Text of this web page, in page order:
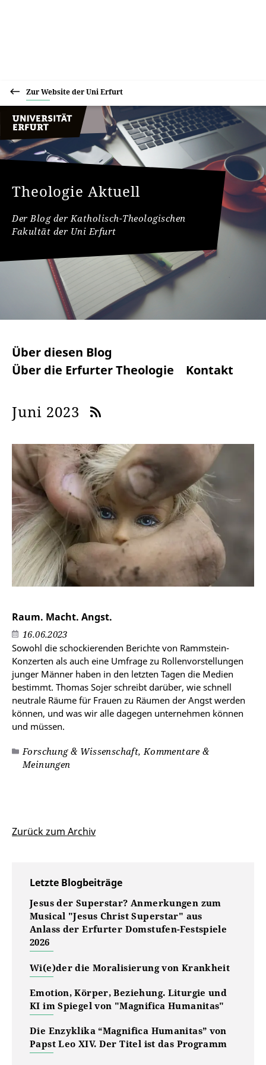
Zur Website der Uni Erfurt
Theologie Aktuell
Der Blog der Katholisch-Theologischen
Fakultät der Uni Erfurt
Über diesen Blog
Über die Erfurter Theologie
Kontakt
Juni 2023
Raum. Macht. Angst.
16.06.2023
Sowohl die schockierenden Berichte von Rammstein-
Konzerten als auch eine Umfrage zu Rollenvorstellungen
junger Männer haben in den letzten Tagen die Medien
bestimmt. Thomas Sojer schreibt darüber, wie schnell
neutrale Räume für Frauen zu Räumen der Angst werden
können, und was wir alle dagegen unternehmen können
und müssen.
Forschung & Wissenschaft, Kommentare &
Meinungen
Zurück zum Archiv
Letzte Blogbeiträge
Jesus der Superstar? Anmerkungen zum
Musical "Jesus Christ Superstar" aus
Anlass der Erfurter Domstufen-Festspiele
2026
Wi(e)der die Moralisierung von Krankheit
Emotion, Körper, Beziehung. Liturgie und
KI im Spiegel von "Magnifica Humanitas"
Die Enzyklika “Magnifica Humanitas” von
Papst Leo XIV. Der Titel ist das Programm